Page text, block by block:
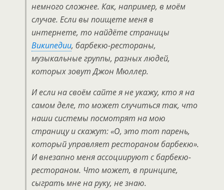
немного сложнее. Как, например, в моём
случае. Если вы поищете меня в
интернете, то найдёте страницы
Википедии, барбекю-рестораны,
музыкальные группы, разных людей,
которых зовут Джон Мюллер.
И если на своём сайте я не укажу, кто я на
самом деле, то может случиться так, что
наши системы посмотрят на мою
страницу и скажут: «О, это тот парень,
который управляет рестораном барбекю».
И внезапно меня ассоциируют с барбекю-
рестораном. Что может, в принципе,
сыграть мне на руку, не знаю.